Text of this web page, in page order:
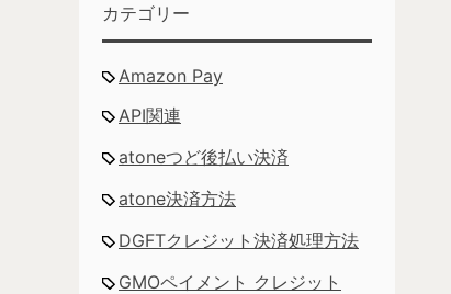
カテゴリー
Amazon Pay
API関連
atoneつど後払い決済
atone決済方法
DGFTクレジット決済処理方法
GMOペイメント クレジット